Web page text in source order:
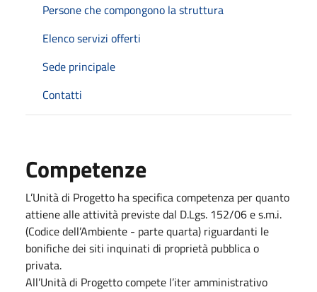
Persone che compongono la struttura
Elenco servizi offerti
Sede principale
Contatti
Competenze
L’Unità di Progetto ha specifica competenza per quanto
attiene alle attività previste dal D.Lgs. 152/06 e s.m.i.
(Codice dell’Ambiente - parte quarta) riguardanti le
bonifiche dei siti inquinati di proprietà pubblica o
privata.
All’Unità di Progetto compete l’iter amministrativo